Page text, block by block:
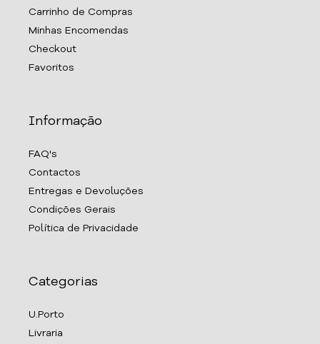
Carrinho de Compras
Minhas Encomendas
Checkout
Favoritos
Informação
FAQ's
Contactos
Entregas e Devoluções
Condições Gerais
Política de Privacidade
Categorias
U.Porto
Livraria